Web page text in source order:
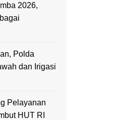
2026,
Polda
dan Irigasi
Pelayanan
HUT RI